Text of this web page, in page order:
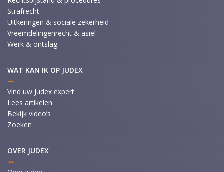
Strafrecht
Uitkeringen & sociale zekerheid
Vreemdelingenrecht & asiel
Werk & ontslag
WAT KAN IK OP JUDEX
Vind uw Judex expert
Lees artikelen
Bekijk video’s
Zoeken
OVER JUDEX